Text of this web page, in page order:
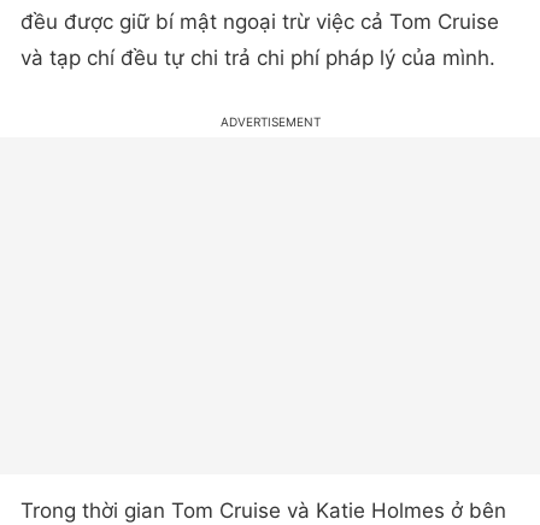
đều được giữ bí mật ngoại trừ việc cả Tom Cruise
và tạp chí đều tự chi trả chi phí pháp lý của mình.
Trong thời gian Tom Cruise và Katie Holmes ở bên